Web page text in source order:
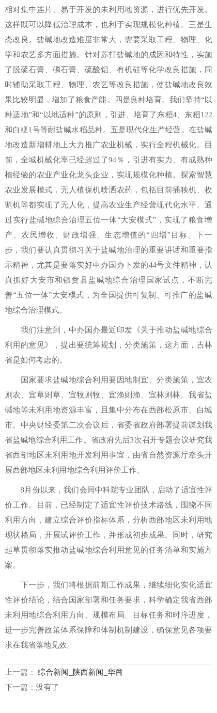
相对集中连片、易于开发的未利用地资源，进行优先开发。
这样既可以降低治理成本，也利于实现规模化种植。三是生
态改良。盐碱地改造难度非常大，需要采取工程、物理、化
学和农艺多方面措施。针对苏打盐碱地的成因和特性，实施
了脱硫石膏、磷石膏、硫酸铝、有机硅等化学改良措施，同
时辅助采取工程、物理、农艺等改良措施，使盐碱地改良效
果比较明显，增加了粮食产能。四是良种培育。我们坚持“以
种适地”和“以地适种”的原则，引进、培育了东稻4、东稻122
和白粳1号等耐盐碱水稻品种。五是现代化生产经营。在盐碱
地改造新增耕地上大力推广农业机械，实行全程机械化。目
前，全城机械化率已经超过了94％，引进有实力、有成熟种
植经验的农业产业化龙头企业，实现规模化种植。探索智慧
农业发展模式，无人植保机喷洒农药，包括目前插秧机、收
割机等都实现了无人化，提高农业生产经营现代化水平。通
过实行盐碱地综合治理五位一体“大安模式”，实现了粮食增
产、农民增收、财政增强、生态增值的“四增”目标。下一
步，我们要认真贯彻习关于盐碱地治理的重要讲话和重要指
示精神，尤其是要落实好中办国办下发的44号文件精神，认
真抓好大安市和镇赉县盐碱地综合治理国家试点，不断完
善“五位一体”大安模式，为全国提供可复制、可推广的盐碱
地综合治理模式。
我们注意到，中办国办最近印发《关于推动盐碱地综合
利用的意见》，提出要统筹规划，分类施策，这方面，吉林
省是如何考虑的。
国家要求盐碱地综合利用要因地制宜、分类施策，宜农
则农、宜草则草、宜牧则牧、宜渔则渔、宜林则林。我省盐
碱地等未利用地资源丰富，且集中分布在西部松原市、白城
市。中央财经委第二次会议后，省委省政府部署提前谋划我
省盐碱地综合利用工作。省政府先后3次召开专题会议研究我
省西部地区未利用地开发利用事宜，由省自然资源厅牵头开
展西部地区未利用地综合利用评价工作。
8月份以来，我们会同中科院专业团队，启动了适宜性评
价工作。目前，已经制定了适宜性评价技术路线，围绕不同
利用方向，建立综合评价指标体系，分析西部地区未利用地
现状格局，开展试评价工作，并形成初步成果。同时，研究
起草贯彻落实推动盐碱地综合利用意见的任务清单和实施方
案。
下一步，我们将根据前期工作成果，继续细化实化适宜
性评价结论，结合国家部署和任务要求，科学确定我省西部
未利用地综合利用方向、规模布局、目标任务和时序进度，
进一步完善政策体系保障和体制机制建设，确保意见各项要
求在我省落地见效。
上一篇： 综合新闻_陕西新闻_华商
下一篇：没有了